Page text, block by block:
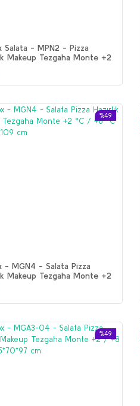
Salata - MPN2 - Pizza
Makeup Tezgaha Monte +2
°C 140*80*109 cm
%49
- MGN4 - Salata Pizza
Makeup Tezgaha Monte +2
°C 233*70*109 cm
%49